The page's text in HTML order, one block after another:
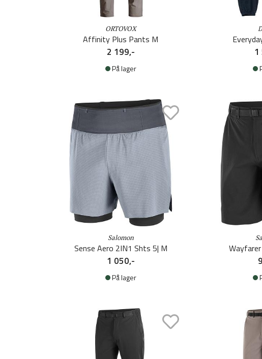
ORTOVOX
Affinity Plus Pants M
2 199,-
På lager
1
Salomon
Sense Aero 2IN1 Shts 5| M
1 050,-
På lager